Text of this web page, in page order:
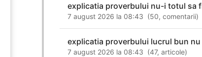
explicatia proverbului nu-i totul sa
7 august 2026 la 08:43 (50,comentarii)
explicatia proverbului lucrul bun
7 august 2026 la 08:43 (47,articole)